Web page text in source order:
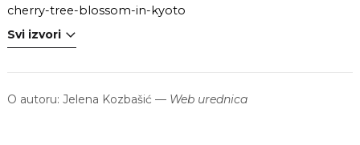
cherry-tree-blossom-in-kyoto
Svi izvori
O autoru: Jelena Kozbašić — Web urednica